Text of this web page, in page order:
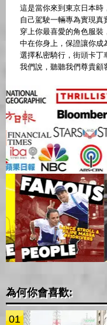
這是當你來到東京日本時
自己駕駛一輛專為實現真
穿上你最喜愛的角色服
中在你身上，保證讓你成
選擇私密騎行，街頭卡丁
我們說，聽聽我們尊貴顧
為何你會喜歡:
01